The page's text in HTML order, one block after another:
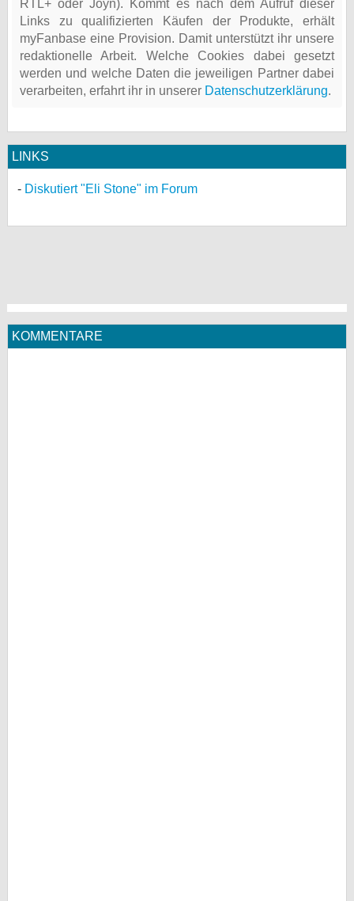
RTL+ oder Joyn). Kommt es nach dem Aufruf dieser
Links zu qualifizierten Käufen der Produkte, erhält
myFanbase eine Provision. Damit unterstützt ihr unsere
redaktionelle Arbeit. Welche Cookies dabei gesetzt
werden und welche Daten die jeweiligen Partner dabei
verarbeiten, erfahrt ihr in unserer Datenschutzerklärung.
LINKS
Diskutiert "Eli Stone" im Forum
KOMMENTARE